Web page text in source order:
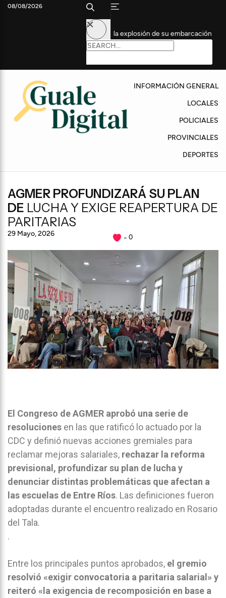
Intensiva tras la explosión de su embarcación Fuego en
08/08/2026
INFORMACIÓN GENERAL
LOCALES
POLICIALES
PROVINCIALES
DEPORTES
AGMER PROFUNDIZARÁ SU PLAN
DE LUCHA Y EXIGE REAPERTURA DE
PARITARIAS
29 Mayo, 2026 0
El Congreso de AGMER aprobó una serie de
resoluciones en las que ratificó lo actuado por la
CDC y definió nuevas acciones gremiales para
reclamar mejoras salariales, rechazar la reforma
previsional, profundizar su plan de lucha y
denunciar distintas problemáticas que afectan a
las escuelas de Entre Ríos. Las definiciones fueron
adoptadas durante el encuentro realizado en Rosario
del Tala.
.
Entre los principales puntos aprobados, el gremio
resolvió «exigir convocatoria a paritaria salarial» y
reiteró «la exigencia de recomposición en base a